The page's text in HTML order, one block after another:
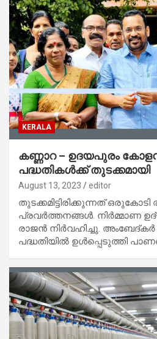
KERALA
കണ്ണാറ – ഉദയപുരം
പദ്ധതികൾക്ക് തുടക്കമായി
August 13, 2023 editor
തുടക്കമിട്ടിരിക്കുന്നത്
പ്രവർത്തനങ്ങൾ. നിർമ്മാണ
രാജൻ നിർവഹിച്ചു.
പദ്ധതിയിൽ ഉൾപ്പെടുത്തി